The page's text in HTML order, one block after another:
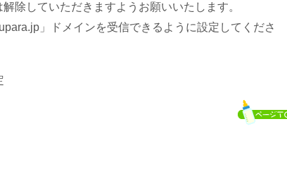
除していただきますようお願いいたします。
」ドメインを受信できるように設定してくださ